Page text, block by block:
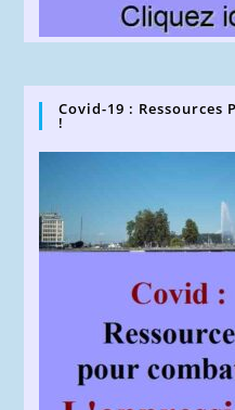
Covid-19 : Ressources
!